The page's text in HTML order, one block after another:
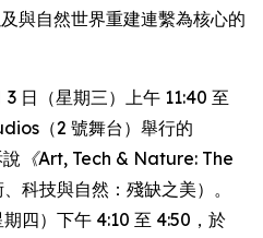
與自然世界重建連繫為核心的
日（星期三）上午 11:40 至
（2 號舞台）舉行的
《Art, Tech & Nature: The
、科技與自然：殘缺之美）。
四）下午 4:10 至 4:50，於